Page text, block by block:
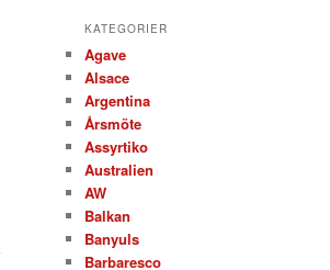
KATEGORIER
Agave
Alsace
Argentina
Årsmöte
Assyrtiko
Australien
AW
Balkan
Banyuls
Barbaresco